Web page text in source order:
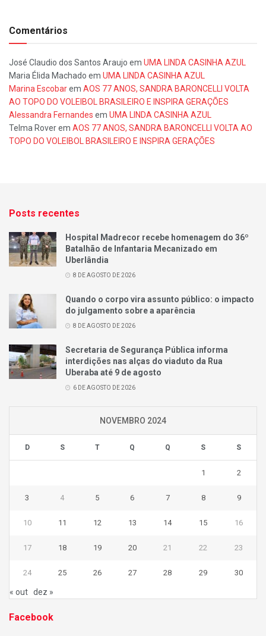
Comentários
José Claudio dos Santos Araujo em UMA LINDA CASINHA AZUL
Maria Élida Machado em UMA LINDA CASINHA AZUL
Marina Escobarem AOS 77 ANOS, SANDRA BARONCELLI VOLTA
AO TOPO DO VOLEIBOL BRASILEIRO E INSPIRA GERAÇÕES
Alessandra Fernandes em UMA LINDA CASINHA AZUL
Telma Roverem AOS 77 ANOS, SANDRA BARONCELLI VOLTA AO
TOPO DO VOLEIBOL BRASILEIRO E INSPIRA GERAÇÕES
Posts recentes
Hospital Madrecor recebe homenagem do 36º
Batalhão de Infantaria Mecanizado em
Uberlândia
8 DE AGOSTO DE 2026
Quando o corpo vira assunto público: o impacto
do julgamento sobre a aparência
8 DE AGOSTO DE 2026
Secretaria de Segurança Pública informa
interdições nas alças do viaduto da Rua
Uberaba até 9 de agosto
6 DE AGOSTO DE 2026
NOVEMBRO 2024
D S T Q Q S S
1 2
3 4 5 6 7 8 9
10 11 12 13 14 15 16
17 18 19 20 21 22 23
24 25 26 27 28 29 30
« out dez »
Facebook